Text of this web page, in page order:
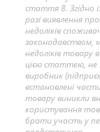
стаття 8. Згідно
разі виявлення
недоліків
законодавством,
недоліків
цією статтею, не
виробник
встановлені
товару виникли
користування
брати участь у